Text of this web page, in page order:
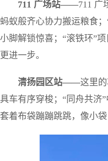
711 广场站——711 广
蚂蚁般齐心协力搬运粮食
小脚解锁惊喜；“滚铁环”
更进一步。
清扬园区站——这里
具车有序穿梭；“同舟共济
套着布袋蹦蹦跳跳，像小